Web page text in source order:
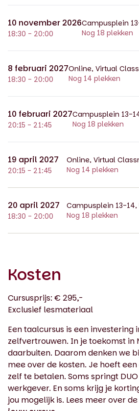
10 november 2026
18:30 - 20:00
Campusplein
Nog 18 plekken
8 februari 2027
18:30 - 20:00
Online, Virtual
Nog 14 plekken
10 februari 2027
20:15 - 21:45
Campusplein 13-
Nog 18 plekken
19 april 2027
20:15 - 21:45
Online, Virtual
Nog 14 plekken
20 april 2027
18:30 - 20:00
Campusplein 13-14,
Nog 18 plekken
Kosten
Cursusprijs: € 295,-
Exclusief lesmateriaal
Een taalcursus is een investering
zelfvertrouwen. In je toekomst in
daarbuiten. Daarom denken we
mee over de kosten. Je hoeft
zelf te betalen. Soms springt
werkgever. En soms krijg je
jou mogelijk is. Lees meer over de